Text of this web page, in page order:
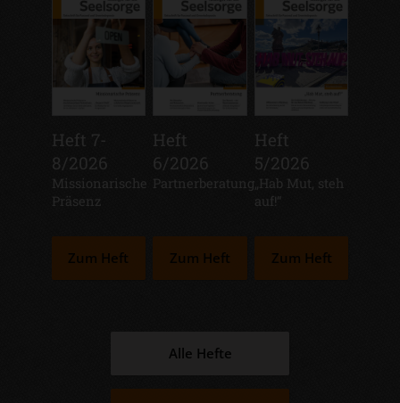
Heft 7-
8/2026
:
Missionarische
Präsenz
Zum Heft
Heft
6/2026
:
Partnerberatung
Zum Heft
Heft
5/2026
:„Hab Mut, steh
auf!“
Zum Heft
Alle Hefte